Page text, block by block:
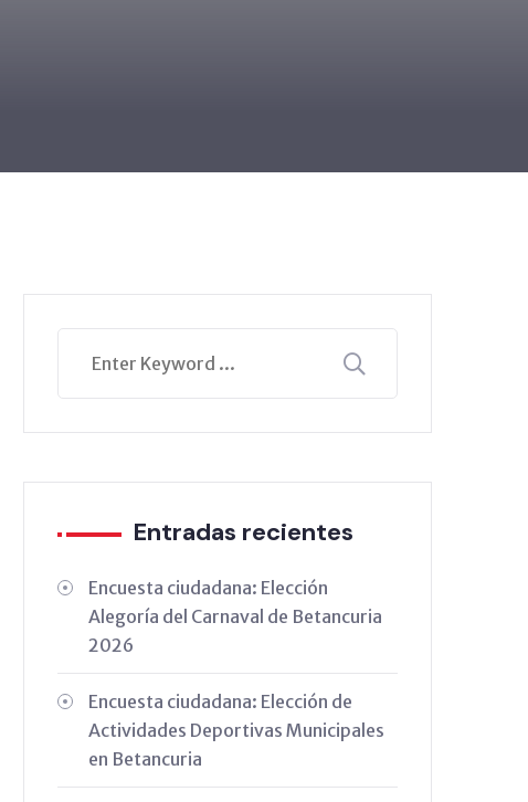
Entradas recientes
Encuesta ciudadana: Elección
Alegoría del Carnaval de Betancuria
2026
Encuesta ciudadana: Elección de
Actividades Deportivas Municipales
en Betancuria